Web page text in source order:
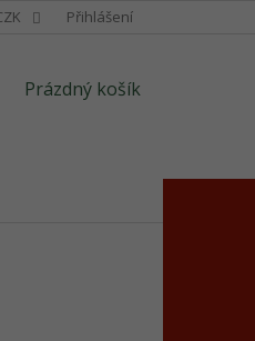
Přihlášení
NÁKUPNÍ
Prázdný košík